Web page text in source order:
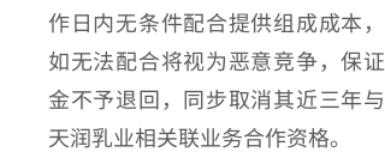
作日内无条件配合提供组成成本，
如无法配合将视为恶意竞争，保证
金不予退回，同步取消其近三年与
天润乳业相关联业务合作资格。